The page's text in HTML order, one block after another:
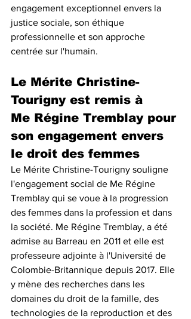
engagement exceptionnel envers la
justice sociale, son éthique
professionnelle et son approche
centrée sur l'humain.
Le Mérite Christine-
Tourigny est remis à
Me Régine Tremblay pour
son engagement envers
le droit des femmes
Le Mérite Christine-Tourigny souligne
l'engagement social de Me Régine
Tremblay qui se voue à la progression
des femmes dans la profession et dans
la société. Me Régine Tremblay, a été
admise au Barreau en 2011 et elle est
professeure adjointe à l'Université de
Colombie-Britannique depuis 2017. Elle
y mène des recherches dans les
domaines du droit de la famille, des
technologies de la reproduction et des